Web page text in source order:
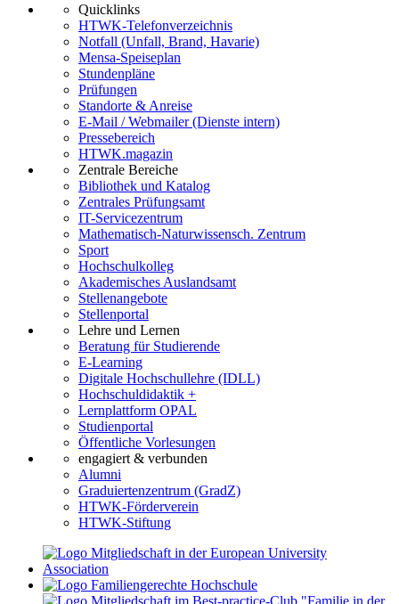
Quicklinks
HTWK-Telefonverzeichnis
Notfall (Unfall, Brand, Havarie)
Mensa-Speiseplan
Stundenpläne
Prüfungen
Standorte & Anreise
E-Mail / Webmailer (Dienste intern)
Pressebereich
HTWK.magazin
Zentrale Bereiche
Bibliothek und Katalog
Zentrales Prüfungsamt
IT-Servicezentrum
Mathematisch-Naturwissensch. Zentrum
Sport
Hochschulkolleg
Akademisches Auslandsamt
Stellenangebote
Stellenportal
Lehre und Lernen
Beratung für Studierende
E-Learning
Digitale Hochschullehre (IDLL)
Hochschuldidaktik +
Lernplattform OPAL
Studienportal
Öffentliche Vorlesungen
engagiert & verbunden
Alumni
Graduiertenzentrum (GradZ)
HTWK-Förderverein
HTWK-Stiftung